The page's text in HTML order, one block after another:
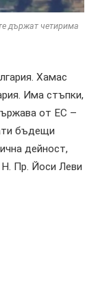
държат четирима
Хамас
Има стъпки,
от ЕС –
бъдещи
дейност,
Н. Пр. Йоси Леви